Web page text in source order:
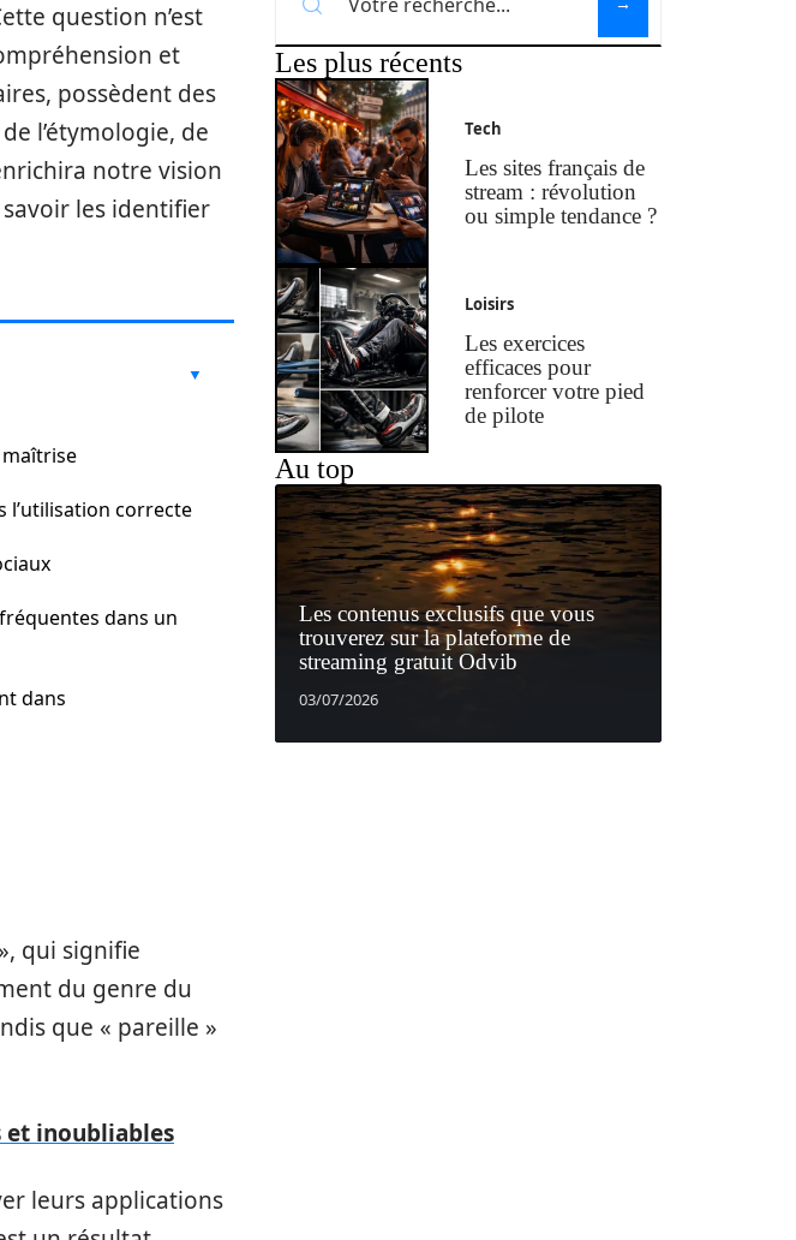
question n’est
et
possèdent des
l’étymologie, de
notre vision
les identifier
l’utilisation correcte
dans un
dans
qui signifie
du genre du
que « pareille »
et inoubliables
leurs applications
Les plus récents
Tech
Les sites français de
stream : révolution
ou simple tendance ?
Loisirs
Les exercices
efficaces pour
renforcer votre pied
de pilote
Au top
Les contenus exclusifs que vous
trouverez sur la plateforme de
streaming gratuit Odvib
03/07/2026